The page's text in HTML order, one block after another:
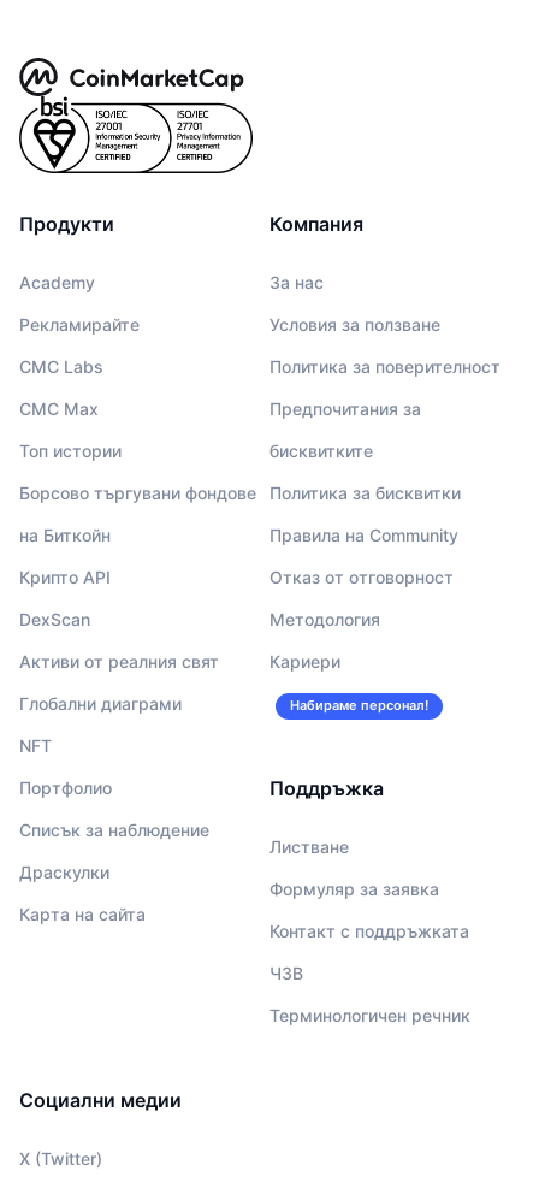
Продукти
Academy
Рекламирайте
CMC Labs
CMC Max
Топ истории
Борсово търгувани фондове
на Биткойн
Крипто API
DexScan
Активи от реалния свят
Глобални диаграми
NFT
Портфолио
Списък за наблюдение
Драскулки
Карта на сайта
Компания
За нас
Условия за ползване
Политика за поверителност
Предпочитания за
бисквитките
Политика за бисквитки
Правила на Community
Отказ от отговорност
Методология
Кариери
Набираме персонал!
Поддръжка
Листване
Формуляр за заявка
Контакт с поддръжката
ЧЗВ
Терминологичен речник
Социални медии
X (Twitter)